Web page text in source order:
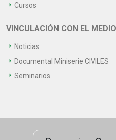
Cursos
VINCULACIÓN CON EL MEDIO
Noticias
Documental Miniserie CIVILES
Seminarios